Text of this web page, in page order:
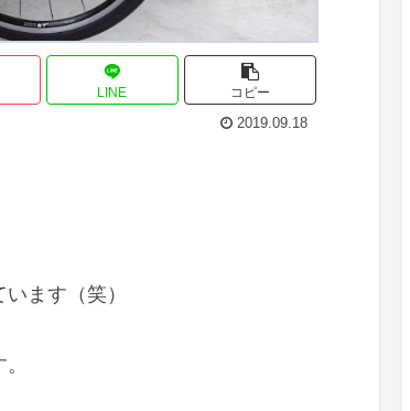
LINE コピー
2019.09.18
ます（笑）